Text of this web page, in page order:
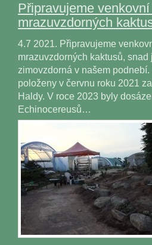
Připravujeme
mrazuvzdorných
4.7 2021. Připravujeme
mrazuvzdorných kaktusů,
zimovzdorná v našem
položeny v červnu roku 2021
Haldy. V roce 2023 byly
Echinocereusů…